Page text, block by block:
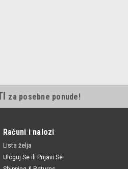
za posebne ponude!
Računi i nalozi
Lista želja
Uloguj Se ili Prijavi Se